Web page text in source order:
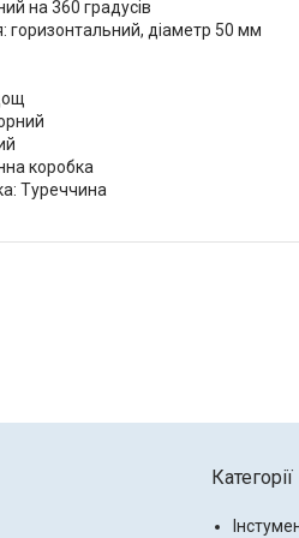
на 360 градусів
горизонтальний, діаметр 50 мм
коробка
Туреччина
Категорії